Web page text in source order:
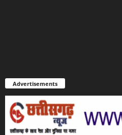
Advertisements